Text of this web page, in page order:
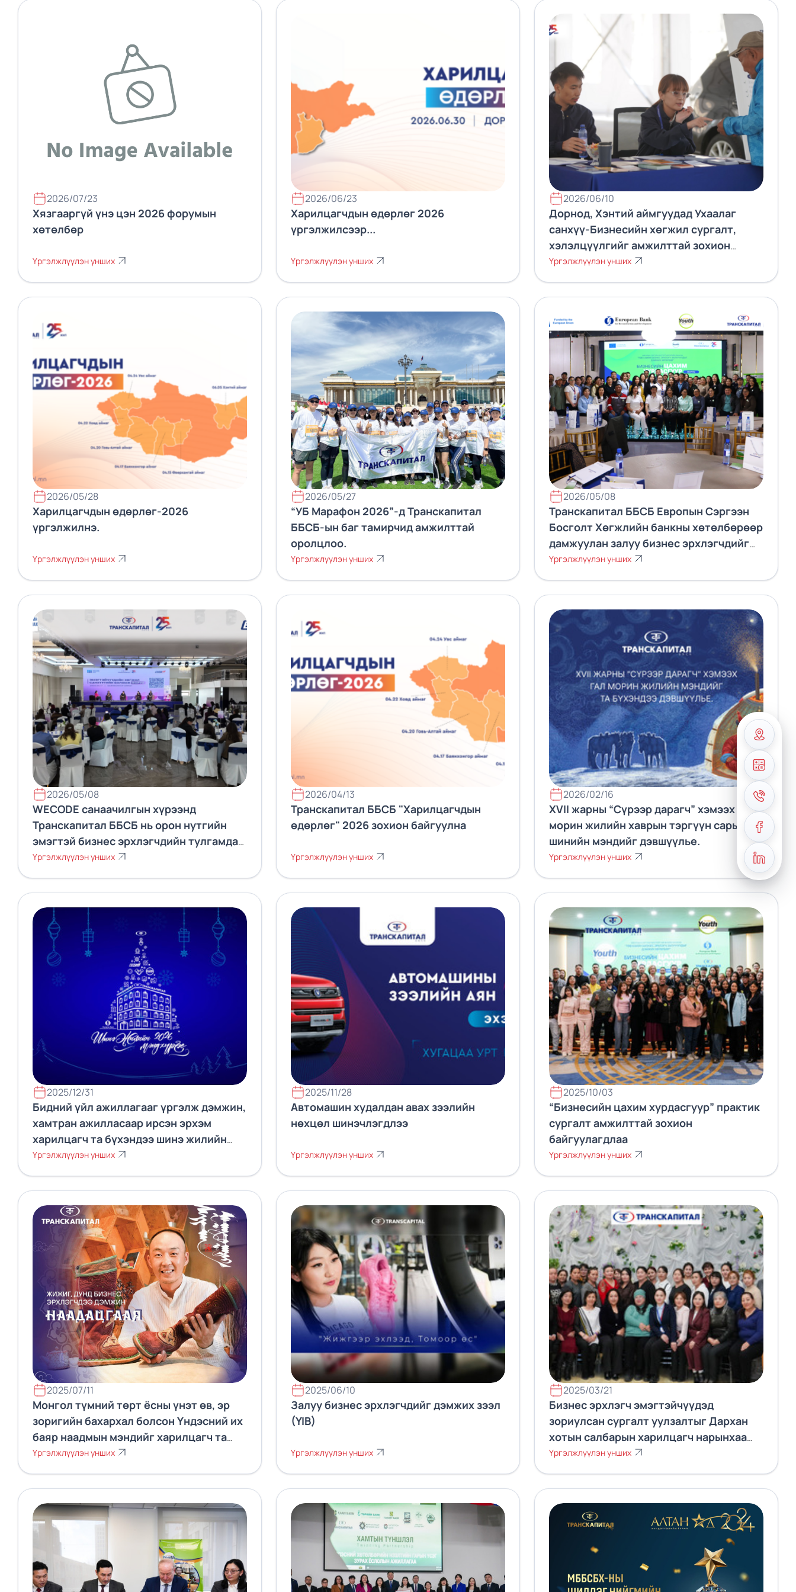
2026/07/23
Хязгааргүй үнэ цэн 2026 форумын
хөтөлбөр
Үргэлжлүүлэн унших
2026/06/23
Харилцагчдын өдөрлөг 2026
үргэлжилсээр...
Үргэлжлүүлэн унших
2026/06/10
Дорнод, Хэнтий аймгуудад Ухаалаг
санхүү-Бизнесийн хөгжил сургалт,
хэлэлцүүлгийг амжилттай зохион
байгууллаа.
Үргэлжлүүлэн унших
2026/05/28
Харилцагчдын өдөрлөг-2026
үргэлжилнэ.
Үргэлжлүүлэн унших
2026/05/27
“УБ Марафон 2026”-д Транскапитал
ББСБ-ын баг тамирчид амжилттай
оролцлоо.
Үргэлжлүүлэн унших
2026/05/08
Транскапитал ББСБ Европын Сэргээн
Босголт Хөгжлийн банкны хөтөлбөрөөр
дамжуулан залуу бизнес эрхлэгчдийг
дэмжин ажиллаж байна.
Үргэлжлүүлэн унших
2026/05/08
WECODE санаачилгын хүрээнд
Транскапитал ББСБ нь орон нутгийн
эмэгтэй бизнес эрхлэгчдийн тулгамдаж
буй асуудлыг хэлэлцэж дуу хоолойг
Үргэлжлүүлэн унших
2026/04/13
Транскапитал ББСБ "Харилцагчдын
өдөрлөг" 2026 зохион байгуулна
Үргэлжлүүлэн унших
2026/02/16
XVII жарны “Сүрээр дарагч” хэмээх Гал
морин жилийн хаврын тэргүүн сарын
шинийн мэндийг дэвшүүлье.
Үргэлжлүүлэн унших
2025/12/31
Бидний үйл ажиллагааг үргэлж дэмжин,
хамтран ажилласаар ирсэн эрхэм
харилцагч та бүхэндээ шинэ жилийн
баярын мэнд хүргэе.
Үргэлжлүүлэн унших
2025/11/28
Автомашин худалдан авах зээлийн
нөхцөл шинэчлэгдлээ
Үргэлжлүүлэн унших
2025/10/03
“Бизнесийн цахим хурдасгуур” практик
сургалт амжилттай зохион
байгуулагдлаа
Үргэлжлүүлэн унших
2025/07/11
Монгол түмний төрт ёсны үнэт өв, эр
зоригийн бахархал болсон Үндэсний их
баяр наадмын мэндийг харилцагч та
бүхэндээ хүргэе
Үргэлжлүүлэн унших
2025/06/10
Залуу бизнес эрхлэгчдийг дэмжих зээл
(YIB)
Үргэлжлүүлэн унших
2025/03/21
Бизнес эрхлэгч эмэгтэйчүүдэд
зориулсан сургалт уулзалтыг Дархан
хотын салбарын харилцагч нарынхаа
дунд амжилттай зохион байгууллаа.
Үргэлжлүүлэн унших